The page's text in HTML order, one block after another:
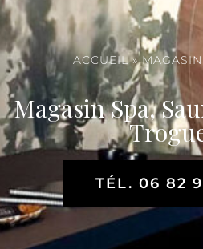
ACCUEIL»MAGASIN
Magasin Spa,
TÉL. 06 82